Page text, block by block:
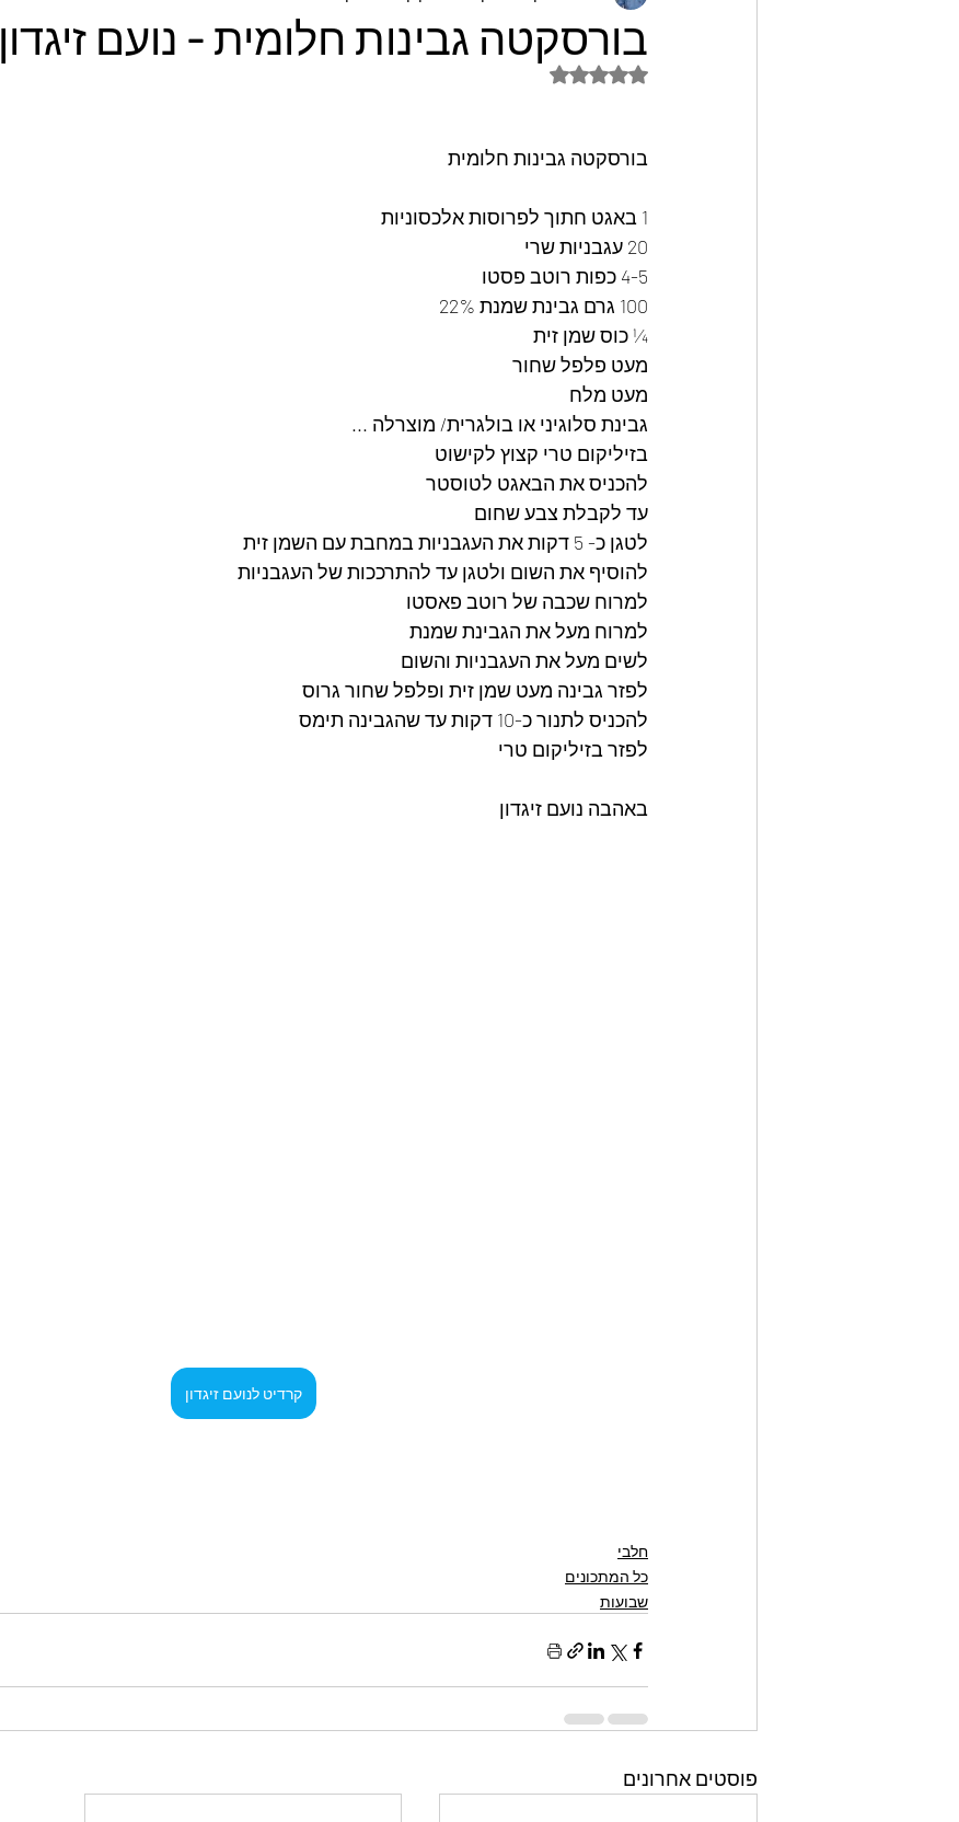
בורסקטה גבינות חלומית - נועם זיגדון
דירוג של NaN מתוך 5 כוכבים
בורסקטה גבינות חלומית
1 באגט חתוך לפרוסות אלכסוניות
20 עגבניות שרי
4-5 כפות רוטב פסטו
100 גרם גבינת שמנת 22%
¼ כוס שמן זית
מעט פלפל שחור
מעט מלח
גבינת סלוגיני או בולגרית/ מוצרלה ...
בזיליקום טרי קצוץ לקישוט
להכניס את הבאגט לטוסטר
עד לקבלת צבע שחום
לטגן כ- 5 דקות את העגבניות במחבת עם השמן זית
להוסיף את השום ולטגן עד להתרככות של העגבניות
למרוח שכבה של רוטב פאסטו
למרוח מעל את הגבינת שמנת
לשים מעל את העגבניות והשום
לפזר גבינה מעט שמן זית ופלפל שחור גרוס
להכניס לתנור כ-10 דקות עד שהגבינה תימס
לפזר בזיליקום טרי
באהבה נועם זיגדון
קרדיט לנועם זיגדון
חלבי
כל המתכונים
שבועות
פוסטים אחרונים